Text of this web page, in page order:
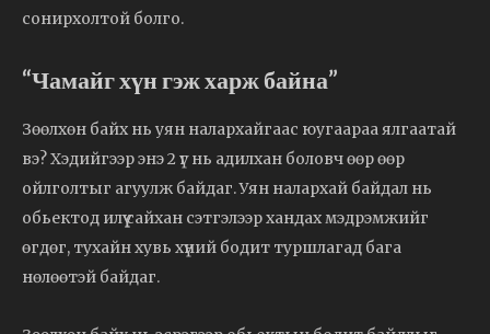
сонирхолтой болго.
“Чамайг хүн гэж харж байна”
Зөөлхөн байх нь уян налархайгаас юугаараа ялгаатай
вэ? Хэдийгээр энэ 2 үг нь адилхан боловч өөр өөр
ойлголтыг агуулж байдаг. Уян налархай байдал нь
обьектод илүү сайхан сэтгэлээр хандах мэдрэмжийг
өгдөг, тухайн хувь хүний бодит туршлагад бага
нөлөөтэй байдаг.